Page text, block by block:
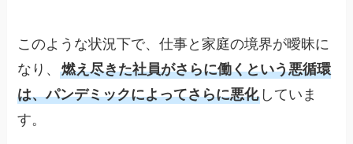
このような状況下で、仕事と家庭の境界が曖昧に
なり、燃え尽きた社員がさらに働くという悪循環
は、パンデミックによってさらに悪化 していま
す。